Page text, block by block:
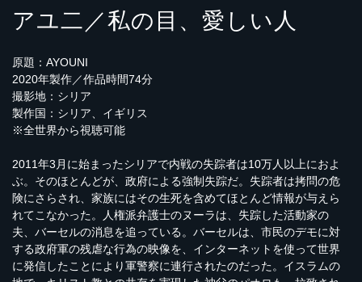
アユ二／私の目、愛しい人
原題：AYOUNI
2020年製作／作品時間74分
撮影地：シリア
製作国：シリア、イギリス
※全世界から視聴可能
2011年3月に始まったシリアで内戦の失踪者は10万人以上におよ
ぶ。そのほとんどが、政府による強制失踪だ。失踪者は拷問の危
険にさらされ、家族にはその生死を含めてほとんど情報が与えら
れてこなかった。人権派弁護士のヌーラは、失踪した活動家の
夫、バーセルの消息を追っている。バーセルは、市民のデモに対
する政府軍の残虐な行為の映像を、インターネットを使って世界
に発信したことにより軍警察に連行されたのだった。イスラムの